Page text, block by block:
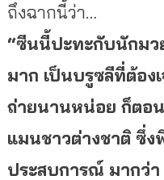
ถึงฉากนี้ว่า…
“ซีนนี้ปะทะกับนักมว
มาก เป็นบรูซลีที่ต้อง
ถ่ายนานหน่อย ก็ตอ
แมนชาวต่างชาติ ซึ่ง
ประสบการณ์ มากว่